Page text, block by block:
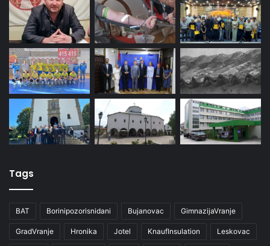
Tags
BAT Borinipozorisnidani Bujanovac GimnazijaVranje
GradVranje Hronika Jotel KnaufInsulation Leskovac